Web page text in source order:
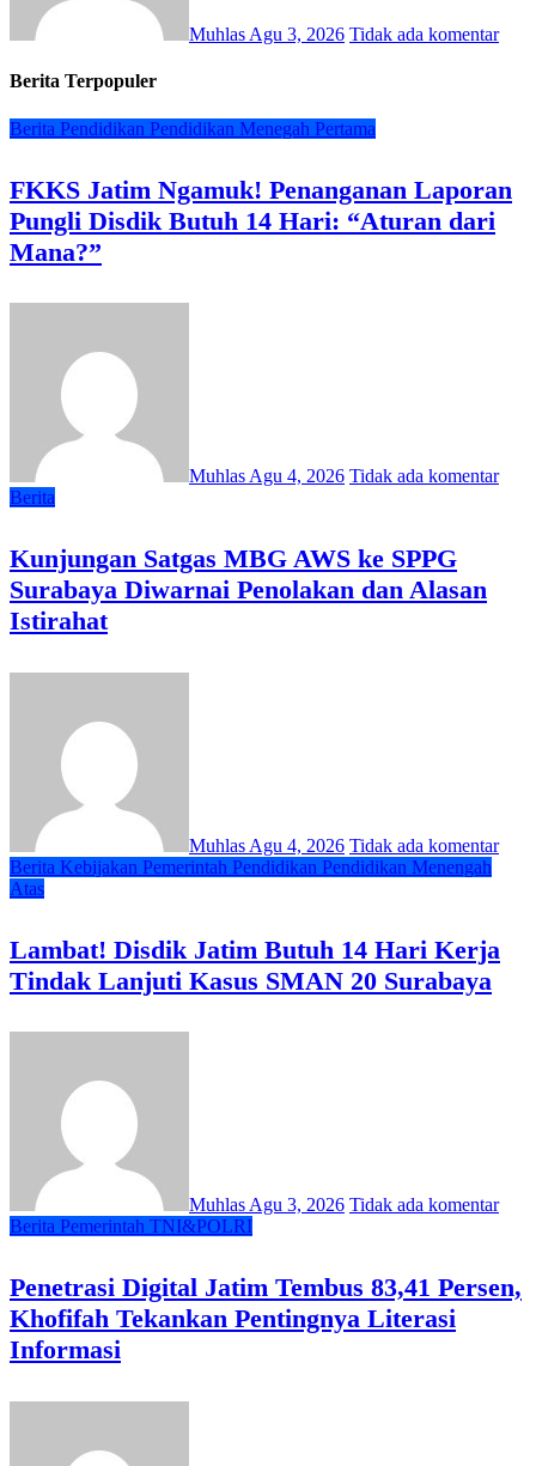
Muhlas Agu 3, 2026 Tidak ada komentar
Berita Terpopuler
Berita Pendidikan Pendidikan Menegah Pertama
FKKS Jatim Ngamuk! Penanganan Laporan
Pungli Disdik Butuh 14 Hari: “Aturan dari
Mana?”
Muhlas Agu 4, 2026 Tidak ada komentar
Berita
Kunjungan Satgas MBG AWS ke SPPG
Surabaya Diwarnai Penolakan dan Alasan
Istirahat
Muhlas Agu 4, 2026 Tidak ada komentar
Berita Kebijakan Pemerintah Pendidikan Pendidikan Menengah
Atas
Lambat! Disdik Jatim Butuh 14 Hari Kerja
Tindak Lanjuti Kasus SMAN 20 Surabaya
Muhlas Agu 3, 2026 Tidak ada komentar
Berita Pemerintah TNI&POLRI
Penetrasi Digital Jatim Tembus 83,41 Persen,
Khofifah Tekankan Pentingnya Literasi
Informasi